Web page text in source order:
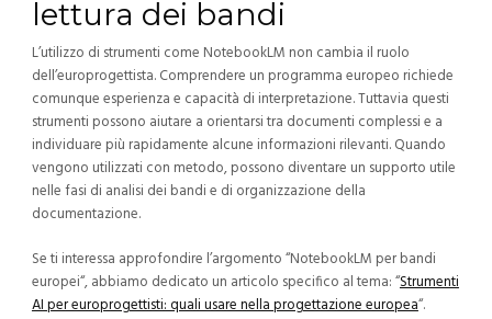
lettura dei bandi
L’utilizzo di strumenti come NotebookLM non cambia il ruolo
dell’europrogettista. Comprendere un programma europeo richiede
comunque esperienza e capacità di interpretazione.Tuttavia questi
strumenti possono aiutare a orientarsi tra documenti complessi e a
individuare più rapidamente alcune informazioni rilevanti.Quando
vengono utilizzati con metodo, possono diventare un supporto utile
nelle fasi di analisi dei bandi e di organizzazione della
documentazione.
Se ti interessa approfondire l’argomento “NotebookLM per bandi
europei“, abbiamo dedicato un articolo specifico al tema: “Strumenti
AI per europrogettisti: quali usare nella progettazione europea“.